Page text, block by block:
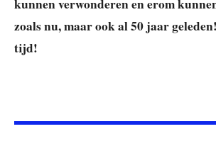
kunnen verwonderen en erom
zoals nu, maar ook al 50 jaar
tijd!